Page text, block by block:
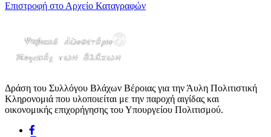
Επιστροφή στο Αρχείο Καταγραφών
Δράση του Συλλόγου Βλάχων Βέροιας για την Άυλη Πολιτιστική
Κληρονομιά που υλοποιείται με την παροχή αιγίδας και
οικονομικής επιχορήγησης του Υπουργείου Πολιτισμού.